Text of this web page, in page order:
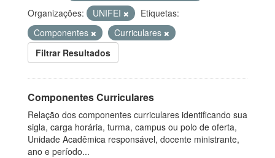
Organizações:
UNIFEI
Etiquetas:
Componentes
Curriculares
Filtrar Resultados
Componentes Curriculares
Relação dos componentes curriculares identificando sua
sigla, carga horária, turma, campus ou polo de oferta,
Unidade Acadêmica responsável, docente ministrante,
ano e período...